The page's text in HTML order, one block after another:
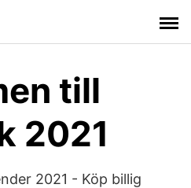
till
2021
2021 - Köp billig